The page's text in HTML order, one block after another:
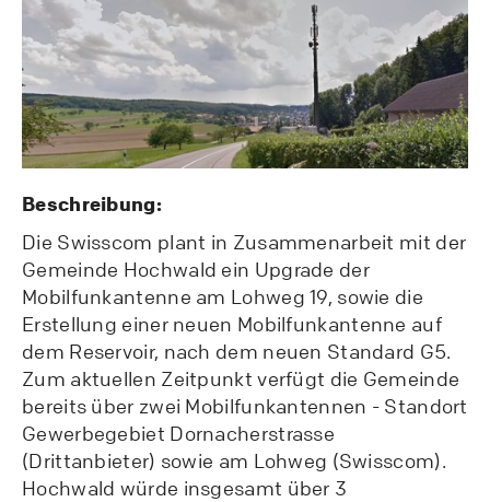
Beschreibung:
Die Swisscom plant in Zusammenarbeit mit der
Gemeinde Hochwald ein Upgrade der
Mobilfunkantenne am Lohweg 19, sowie die
Erstellung einer neuen Mobilfunkantenne auf
dem Reservoir, nach dem neuen Standard G5.
Zum aktuellen Zeitpunkt verfügt die Gemeinde
bereits über zwei Mobilfunkantennen - Standort
Gewerbegebiet Dornacherstrasse
(Drittanbieter) sowie am Lohweg (Swisscom).
Hochwald würde insgesamt über 3